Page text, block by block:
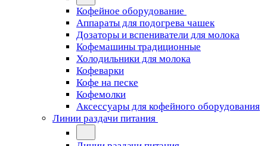
Кофейное оборудование
Аппараты для подогрева чашек
Дозаторы и вспениватели для молока
Кофемашины традиционные
Холодильники для молока
Кофеварки
Кофе на песке
Кофемолки
Аксессуары для кофейного оборудования
Линии раздачи питания